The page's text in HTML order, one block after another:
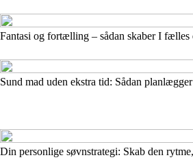
Fantasi og fortælling – sådan skaber I fælles
Sund mad uden ekstra tid: Sådan
Din personlige søvnstrategi: Skab den